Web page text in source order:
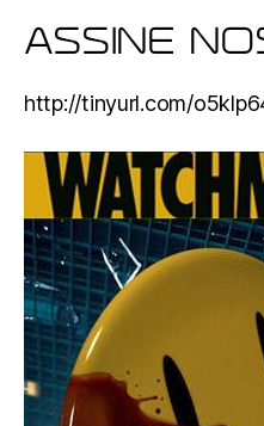
ASSINE
http://tinyurl.com/